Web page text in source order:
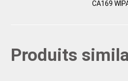
CA169
Produits